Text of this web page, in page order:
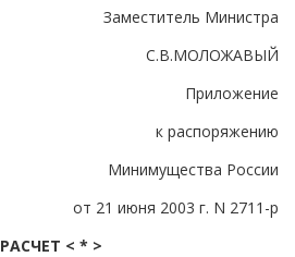
Заместитель Министра
С.В.МОЛОЖАВЫЙ
Приложение
к распоряжению
Минимущества России
от 21 июня 2003 г. N 2711-р
РАСЧЕТ < * >